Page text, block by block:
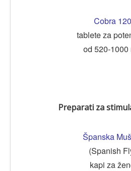
Cobra 120
tablete za
od 520-1000
Preparati za
Španska
(Spanish
kapi za